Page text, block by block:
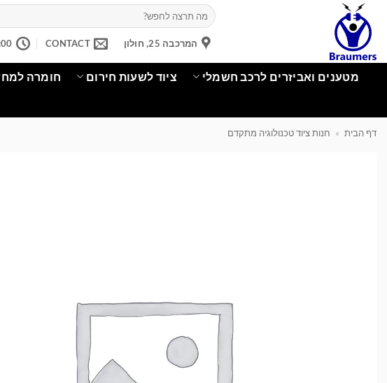
content
חיפוש
עבור:
המרכבה 25, חולון CONTACT
מטענים ואביזרים לרכב חשמלי ציוד לשעות חירום חומרה
דף הבית » חנות ציוד טכנולוגיה מתקדם